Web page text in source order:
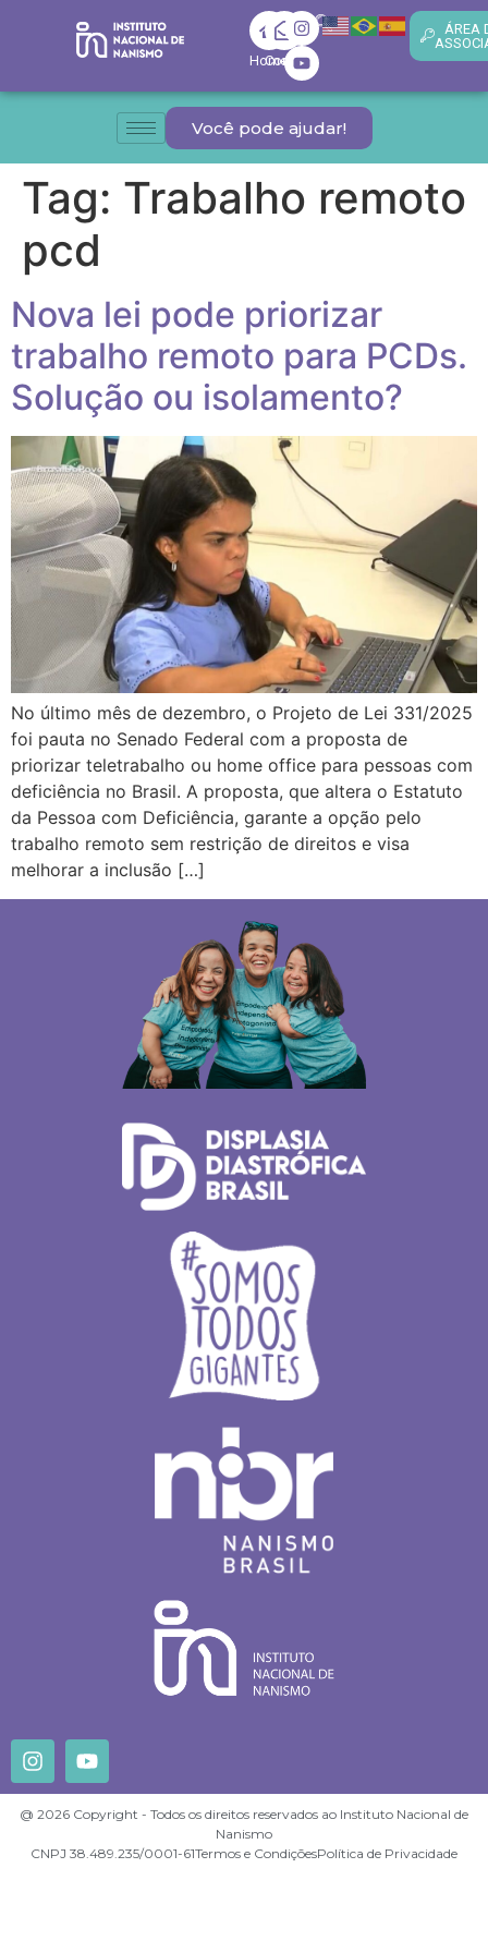
Home
Contato
ÁREA
Você pode ajudar!
Tag: Trabalho remoto
pcd
Nova lei pode priorizar
trabalho remoto para PCDs.
Solução ou isolamento?
No último mês de dezembro, o Projeto de Lei 331/2025
foi pauta no Senado Federal com a proposta de
priorizar teletrabalho ou home office para pessoas com
deficiência no Brasil. A proposta, que altera o Estatuto
da Pessoa com Deficiência, garante a opção pelo
trabalho remoto sem restrição de direitos e visa
melhorar a inclusão […]
@ 2026 Copyright - Todos os direitos reservados ao Instituto Nacional de
Nanismo
CNPJ 38.489.235/0001-61Termos e CondiçõesPolítica de Privacidade